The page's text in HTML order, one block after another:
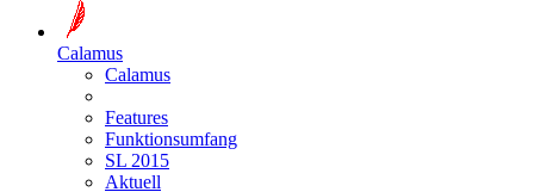
Calamus
Calamus
Features
Funktionsumfang
SL 2015
Aktuell